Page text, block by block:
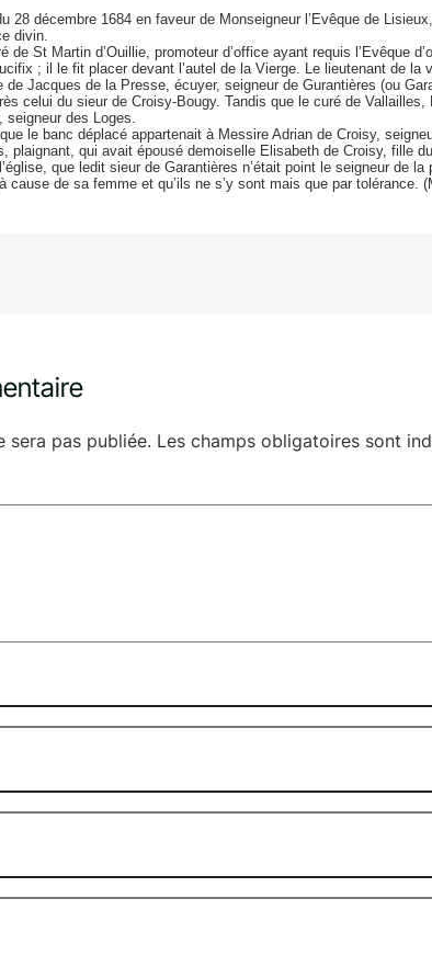
28 décembre 1684 en faveur de Monseigneur l’Evêque de
divin.
St Martin d’Ouillie, promoteur d’office ayant requis l’Evêque
; il le fit placer devant l’autel de la Vierge. Le lieutenant de la
de Jacques de la Presse, écuyer, seigneur de Gurantières (ou
celui du sieur de Croisy-Bougy. Tandis que le curé de
seigneur des Loges.
le banc déplacé appartenait à Messire Adrian de Croisy,
plaignant, qui avait épousé demoiselle Elisabeth de Croisy, fille
que ledit sieur de Garantières n’était point le seigneur de
cause de sa femme et qu’ils ne s’y sont mais que par tolérance.
sera pas publiée. Les champs obligatoires sont